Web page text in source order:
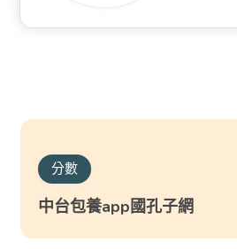
分數
中台包養app國孔子網